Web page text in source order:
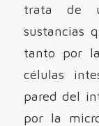
trata de
sustancias
tanto por
células
pared del
por la